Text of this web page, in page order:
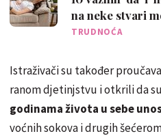
na neke stvari
TRUDNOĆA
Istraživači su također
ranom djetinjstvu i otkrili da su
godinama života u sebe
voćnih sokova i drugih